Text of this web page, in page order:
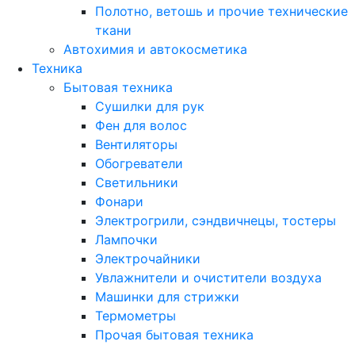
Полотно, ветошь и прочие технические
ткани
Автохимия и автокосметика
Техника
Бытовая техника
Сушилки для рук
Фен для волос
Вентиляторы
Обогреватели
Светильники
Фонари
Электрогрили, сэндвичнецы, тостеры
Лампочки
Электрочайники
Увлажнители и очистители воздуха
Машинки для стрижки
Термометры
Прочая бытовая техника